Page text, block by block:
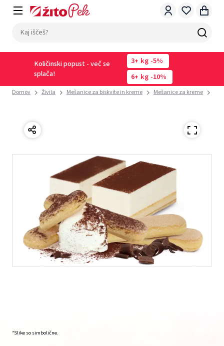
Količinski popust - več se
splača!
3 kg -5%
6
kg -10%
Domov Živila Mešanice za biskvite in kreme Mešanice za kreme
*Slike so simbolične.